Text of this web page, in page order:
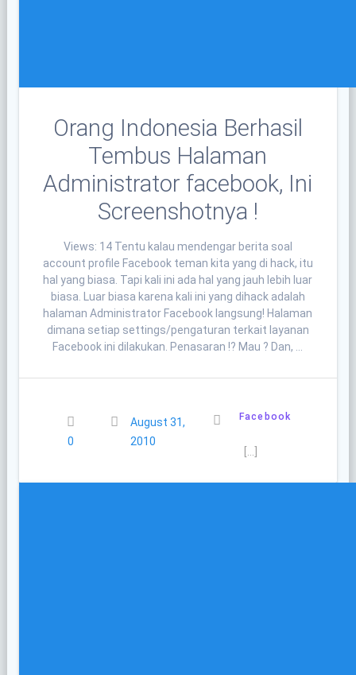
Orang Indonesia Berhasil
Tembus Halaman
Administrator facebook, Ini
Screenshotnya !
Views: 14 Tentu kalau mendengar berita soal
account profile Facebook teman kita yang di hack, itu
hal yang biasa. Tapi kali ini ada hal yang jauh lebih luar
biasa. Luar biasa karena kali ini yang dihack adalah
halaman Administrator Facebook langsung! Halaman
dimana setiap settings/pengaturan terkait layanan
Facebook ini dilakukan. Penasaran !? Mau ? Dan, …
0
August 31,
2010
Facebook
[…]